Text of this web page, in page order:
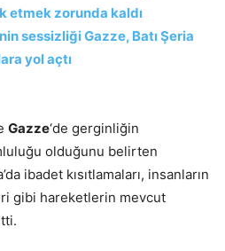
etmek zorunda kaldı
sessizliği Gazze, Batı Şeria
yol açtı
Gazze‘de gerginliğin
olduğunu belirten
ibadet kısıtlamaları, insanların
gibi hareketlerin mevcut